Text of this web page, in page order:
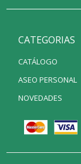
CATEGORIAS
CATÁLOGO
ASEO PERSONAL
NOVEDADES